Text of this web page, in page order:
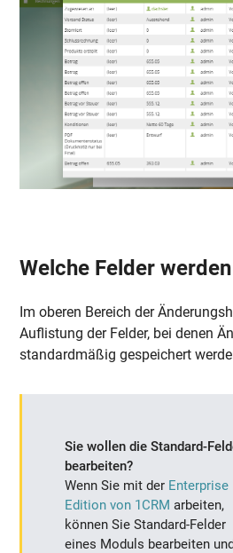
Welche Felder
Im oberen Bereich der
Auflistung der Felder, bei denen
standardmäßig gespeichert
Sie wollen die Standard-
bearbeiten?
Wenn Sie mit der Enterprise
Edition von 1CRM arbeiten,
können Sie Standard-Felder
eines Moduls bearbeiten